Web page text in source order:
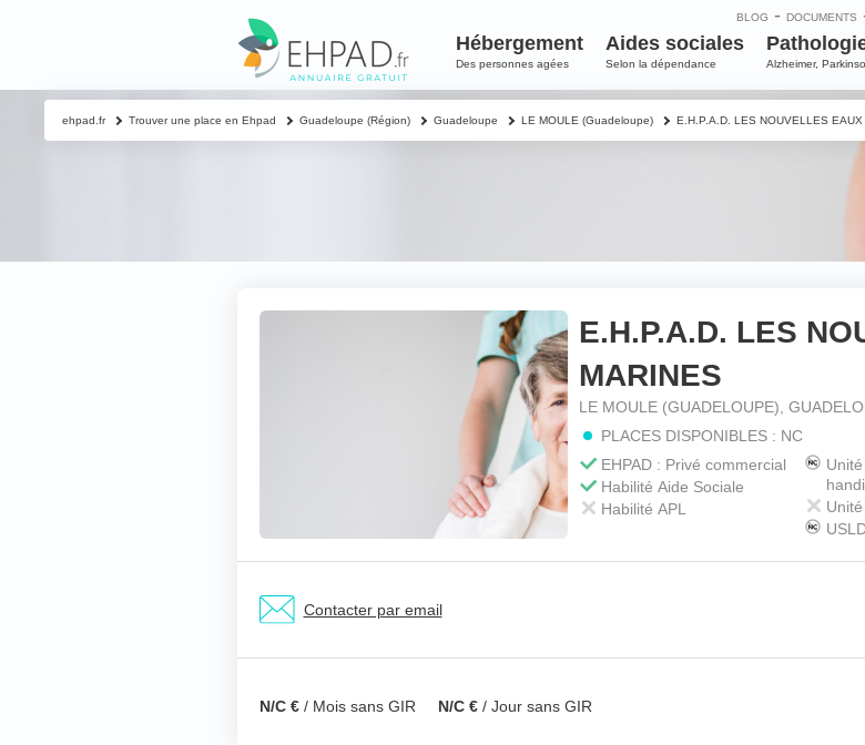
BLOG - DOCUMENTS
Hébergement
Des personnes agées
Aides sociales
Selon la dépendance Alzheimer,
Contacter un proche
Votre nom & prénom*
Nom & prénom du résident à contacter*
E.H.P.A.D. LES
MARINES
LE MOULE (GUADELOUPE),
PLACES DISPONIBLES : NC
EHPAD : Privé commercial
Habilité Aide Sociale
Habilité APL
Contacter par email
N/C € / Mois sans GIR N/C € / Jour sans GIR
ehpad.fr Trouver une place en Ehpad Guadeloupe (Région) Guadeloupe LE MOULE (Guadeloupe) E.H.P.A.D. LES NOUVELLES EAUX